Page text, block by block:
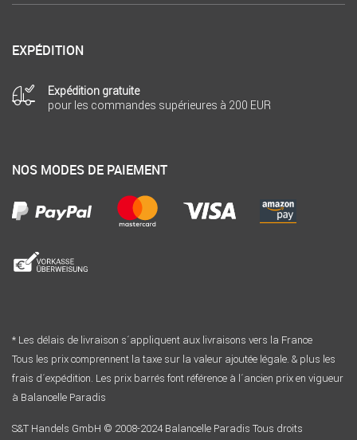
EXPÉDITION
Expédition gratuite
pour les commandes supérieures à 200 EUR
NOS MODES DE PAIEMENT
* Les délais de livraison s´appliquent aux livraisons vers la France
Tous les prix comprennent la taxe sur la valeur ajoutée légale. & plus les
frais d´expédition. Les prix barrés font référence à l´ancien prix en vigueur
à Balancelle Paradis
S&T Handels GmbH © 2008-2024 Balancelle Paradis Tous droits